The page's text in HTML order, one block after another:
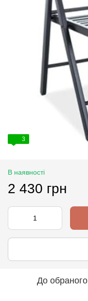
3
В наявності
2 430 грн
До обраного